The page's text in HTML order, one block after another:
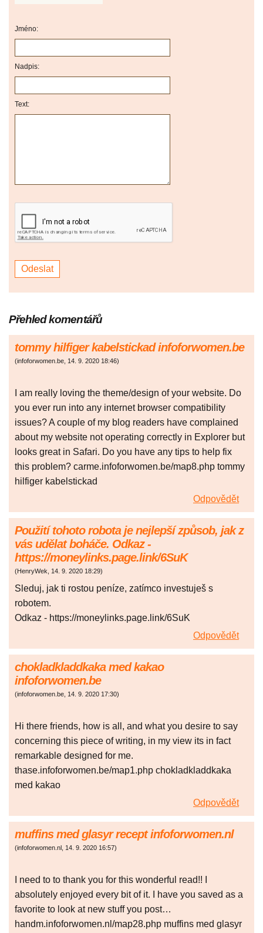
Jméno:
Nadpis:
Text:
Přehled komentářů
tommy hilfiger kabelstickad infoforwomen.be
(infoforwomen.be, 14. 9. 2020 18:46)
I am really loving the theme/design of your website. Do
you ever run into any internet browser compatibility
issues? A couple of my blog readers have complained
about my website not operating correctly in Explorer but
looks great in Safari. Do you have any tips to help fix
this problem? carme.infoforwomen.be/map8.php tommy
hilfiger kabelstickad
Odpovědět
Použití tohoto robota je nejlepší způsob, jak z
vás udělat boháče. Odkaz -
https://moneylinks.page.link/6SuK
(HenryWek, 14. 9. 2020 18:29)
Sleduj, jak ti rostou peníze, zatímco investuješ s
robotem.
Odkaz - https://moneylinks.page.link/6SuK
Odpovědět
chokladkladdkaka med kakao
infoforwomen.be
(infoforwomen.be, 14. 9. 2020 17:30)
Hi there friends, how is all, and what you desire to say
concerning this piece of writing, in my view its in fact
remarkable designed for me.
thase.infoforwomen.be/map1.php chokladkladdkaka
med kakao
Odpovědět
muffins med glasyr recept infoforwomen.nl
(infoforwomen.nl , 14. 9. 2020 16:57)
I need to to thank you for this wonderful read!! I
absolutely enjoyed every bit of it. I have you saved as a
favorite to look at new stuff you post…
handm.infoforwomen.nl/map28.php muffins med glasyr